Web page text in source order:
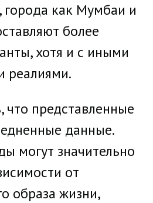
города как Мумбаи и
более
хотя и с иными
реалиями.
что представленные
данные.
могут значительно
от
образа жизни,